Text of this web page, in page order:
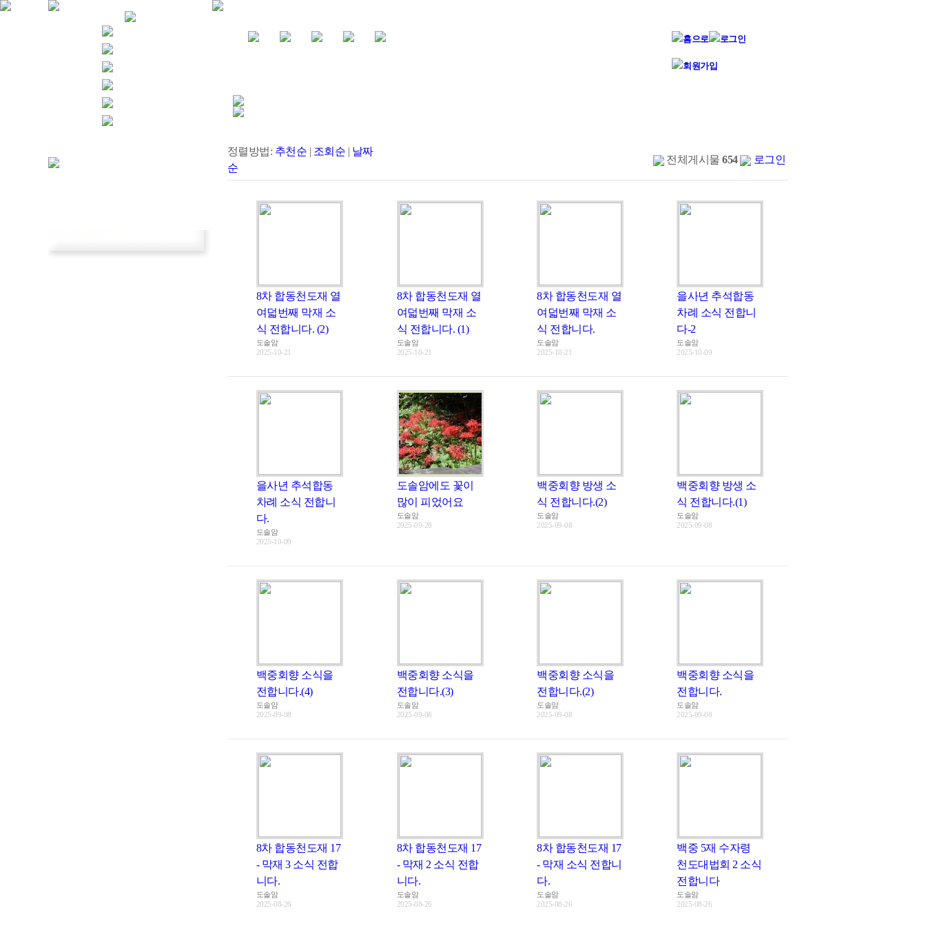
정렬방법: 추천순 | 조회순 | 날짜
순
전체게시물 654 로그인
8차 합동천도재 열
여덟번째 막재 소
식 전합니다. (2)
도솔암
2025-10-21
8차 합동천도재 열
여덟번째 막재 소
식 전합니다. (1)
도솔암
2025-10-21
8차 합동천도재 열
여덟번째 막재 소
식 전합니다.
도솔암
2025-10-21
을사년 추석합동
차례 소식 전합니
다-2
도솔암
2025-10-09
을사년 추석합동
차례 소식 전합니
다.
도솔암
2025-10-09
도솔암에도 꽃이
많이 피었어요
도솔암
2025-09-28
백중회향 방생 소
식 전합니다.(2)
도솔암
2025-09-08
백중회향 방생 소
식 전합니다.(1)
도솔암
2025-09-08
백중회향 소식을
전합니다.(4)
도솔암
2025-09-08
백중회향 소식을
전합니다.(3)
도솔암
2025-09-08
백중회향 소식을
전합니다.(2)
도솔암
2025-09-08
백중회향 소식을
전합니다.
도솔암
2025-09-08
8차 합동천도재 17
- 막재 3 소식 전합
니다.
도솔암
2025-08-26
8차 합동천도재 17
- 막재 2 소식 전합
니다.
도솔암
2025-08-26
8차 합동천도재 17
- 막재 소식 전합니
다.
도솔암
2025-08-26
백중 5재 수자령
천도대법회 2 소식
전합니다
도솔암
2025-08-26